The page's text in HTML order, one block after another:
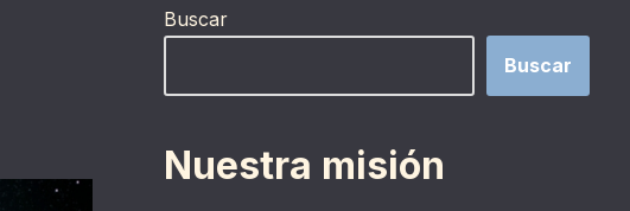
Buscar
Buscar
Nuestra misión